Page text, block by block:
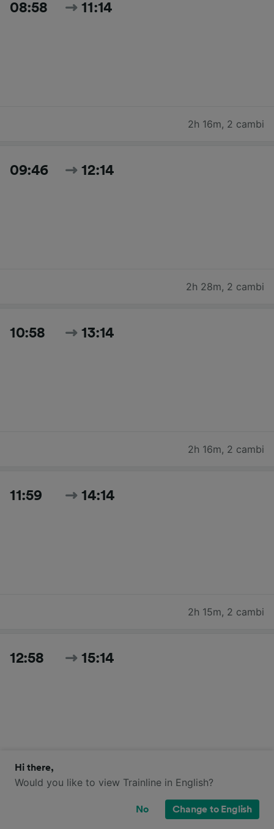
08:58 11:14
2h 16m, 2 cambi
09:46 12:14
2h 28m, 2 cambi
10:58 13:14
2h 16m, 2 cambi
11:59 14:14
2h 15m, 2 cambi
12:58 15:14
Hi there,
Would you like to view Trainline in English?
No Change to English